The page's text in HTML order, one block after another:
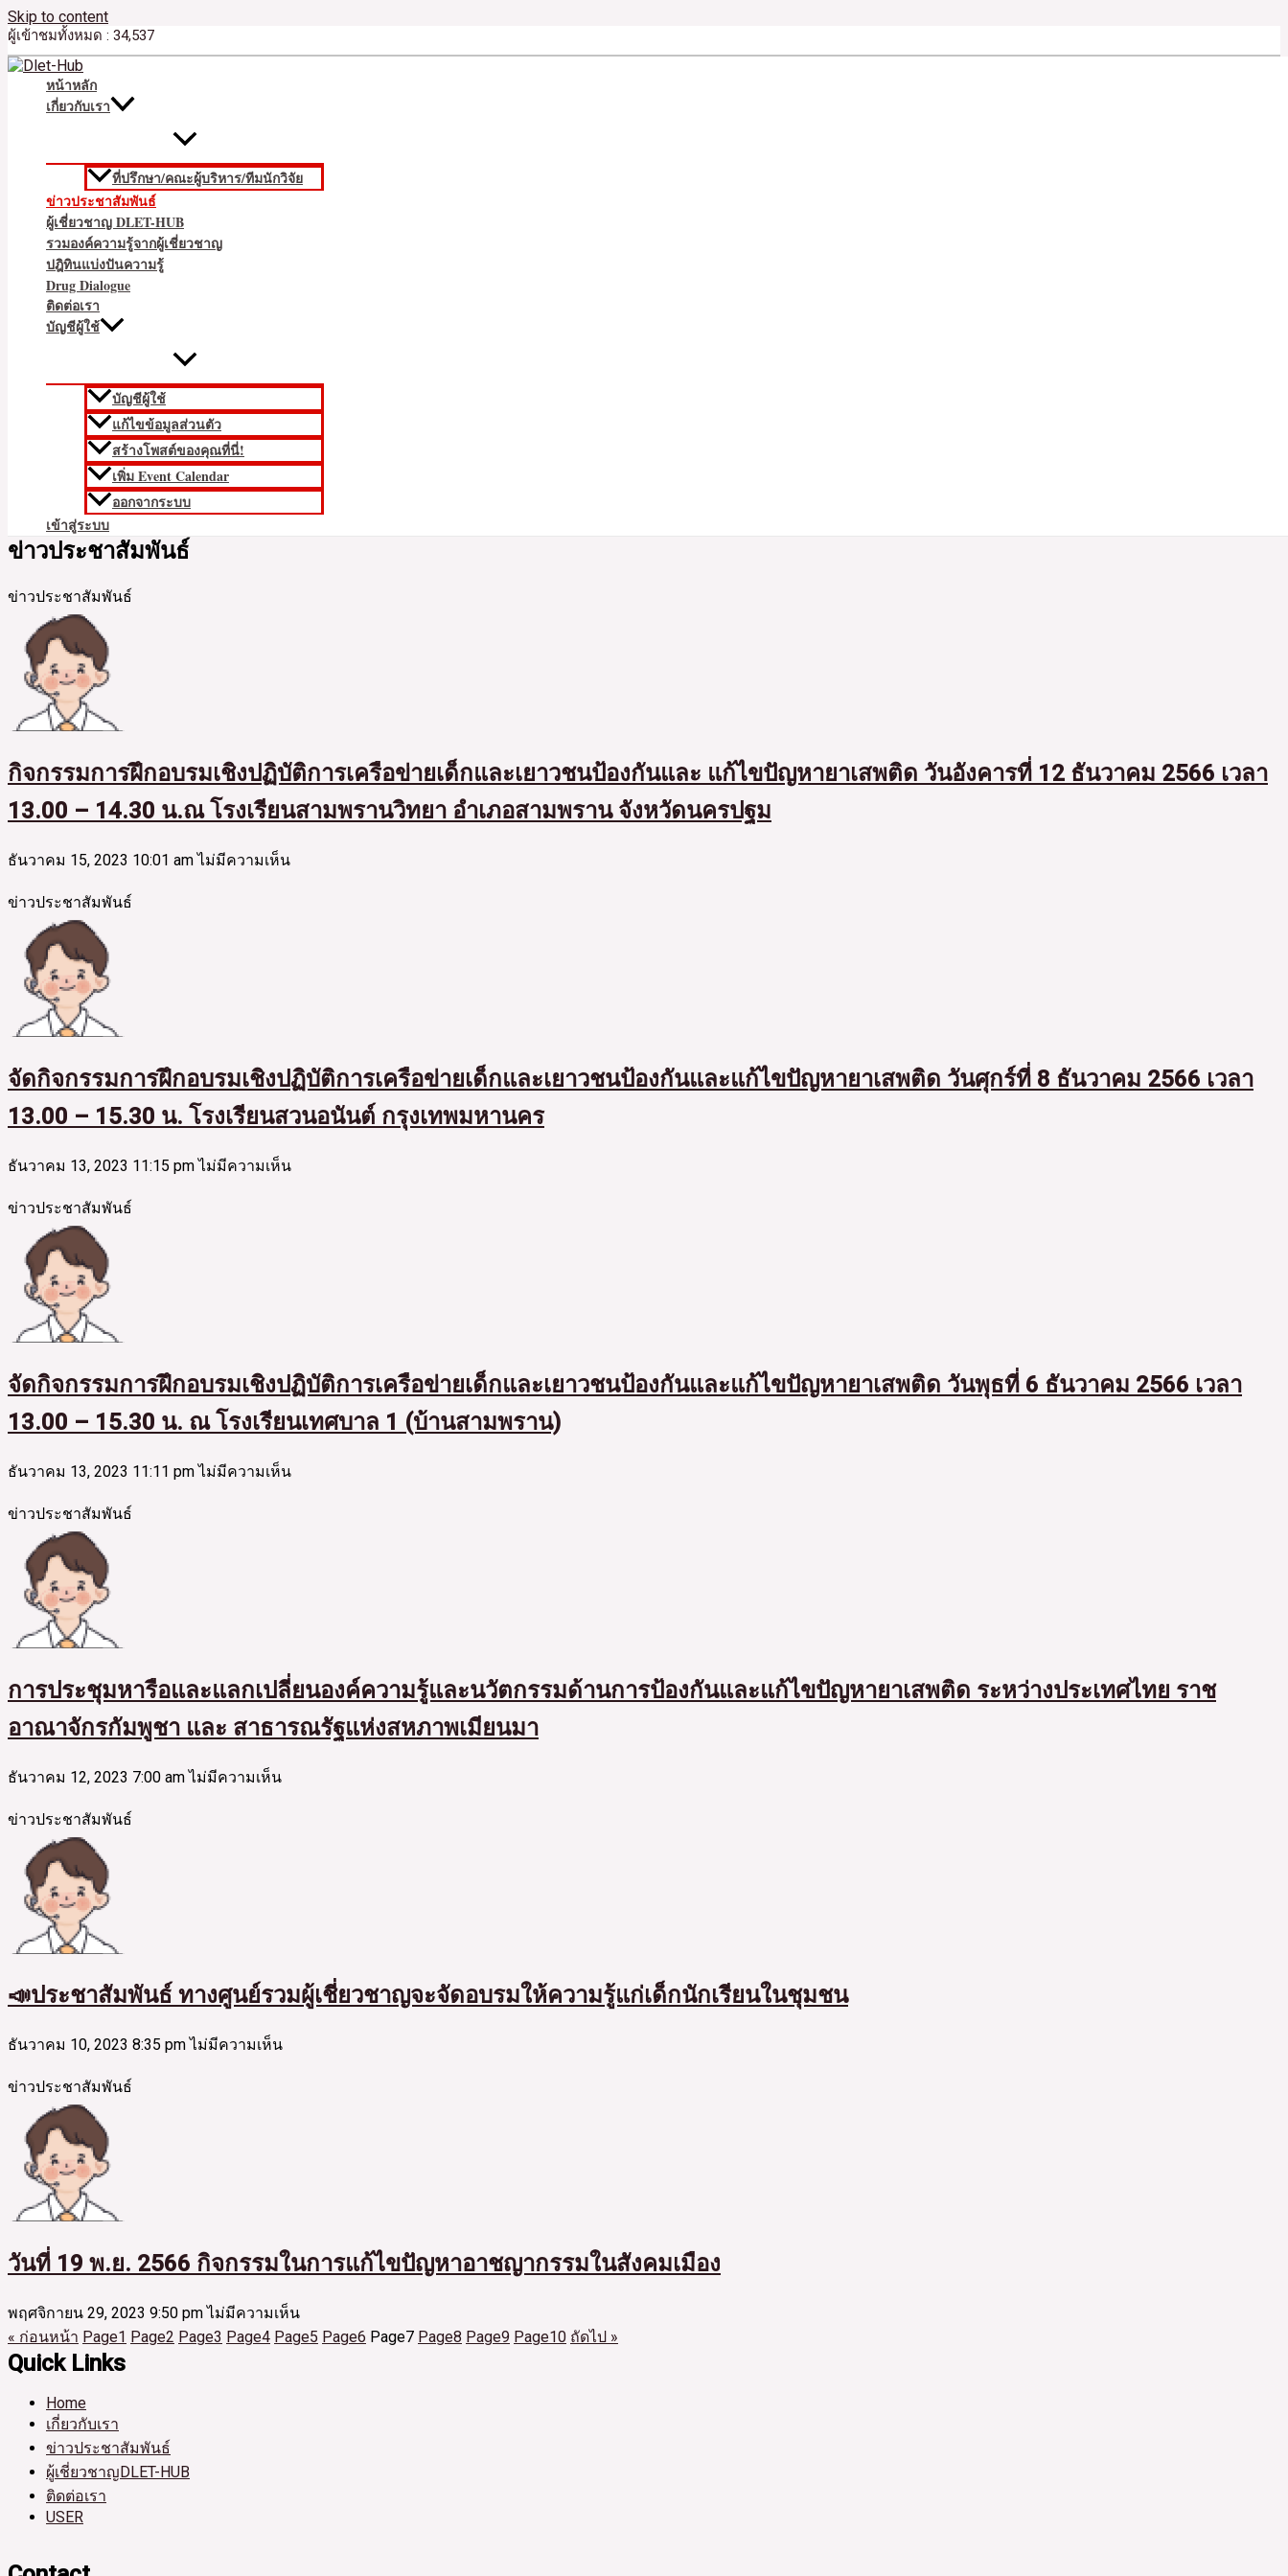
Skip to content
ผู้เข้าชมทั้งหมด : 34,537
หน้าหลัก
เกี่ยวกับเรา
ที่ปรึกษา/คณะผู้บริหาร/ทีมนักวิจัย
ข่าวประชาสัมพันธ์
ผู้เชี่ยวชาญ DLET-HUB
รวมองค์ความรู้จากผู้เชี่ยวชาญ
ปฎิทินแบ่งปันความรู้
Drug Dialogue
ติดต่อเรา
บัญชีผู้ใช้
บัญชีผู้ใช้
แก้ไขข้อมูลส่วนตัว
สร้างโพสต์ของคุณที่นี่!
เพิ่ม Event Calendar
ออกจากระบบ
เข้าสู่ระบบ
ข่าวประชาสัมพันธ์
ข่าวประชาสัมพันธ์
กิจกรรมการฝึกอบรมเชิงปฏิบัติการเครือข่ายเด็กและเยาวชนป้องกันและ แก้ไขปัญหายาเสพติด วันอังคารที่ 12 ธันวาคม 2566 เวลา
13.00 – 14.30 น.ณ โรงเรียนสามพรานวิทยา อำเภอสามพราน จังหวัดนครปฐม
ธันวาคม 15, 2023 10:01 amไม่มีความเห็น
ข่าวประชาสัมพันธ์
จัดกิจกรรมการฝึกอบรมเชิงปฏิบัติการเครือข่ายเด็กและเยาวชนป้องกันและแก้ไขปัญหายาเสพติด วันศุกร์ที่ 8 ธันวาคม 2566 เวลา
13.00 – 15.30 น. โรงเรียนสวนอนันต์ กรุงเทพมหานคร
ธันวาคม 13, 2023 11:15 pmไม่มีความเห็น
ข่าวประชาสัมพันธ์
จัดกิจกรรมการฝึกอบรมเชิงปฏิบัติการเครือข่ายเด็กและเยาวชนป้องกันและแก้ไขปัญหายาเสพติด วันพุธที่ 6 ธันวาคม 2566 เวลา
13.00 – 15.30 น. ณ โรงเรียนเทศบาล 1 (บ้านสามพราน)
ธันวาคม 13, 2023 11:11 pmไม่มีความเห็น
ข่าวประชาสัมพันธ์
การประชุมหารือและแลกเปลี่ยนองค์ความรู้และนวัตกรรมด้านการป้องกันและแก้ไขปัญหายาเสพติด ระหว่างประเทศไทย ราช
อาณาจักรกัมพูชา และ สาธารณรัฐแห่งสหภาพเมียนมา
ธันวาคม 12, 2023 7:00 amไม่มีความเห็น
ข่าวประชาสัมพันธ์
📣ประชาสัมพันธ์ ทางศูนย์รวมผู้เชี่ยวชาญจะจัดอบรมให้ความรู้แก่เด็กนักเรียนในชุมชน
ธันวาคม 10, 2023 8:35 pmไม่มีความเห็น
ข่าวประชาสัมพันธ์
วันที่ 19 พ.ย. 2566 กิจกรรมในการแก้ไขปัญหาอาชญากรรมในสังคมเมือง
พฤศจิกายน 29, 2023 9:50 pmไม่มีความเห็น
« ก่อนหน้า Page1 Page2 Page3 Page4 Page5 Page6 Page7 Page8 Page9 Page10 ถัดไป »
Quick Links
Home
เกี่ยวกับเรา
ข่าวประชาสัมพันธ์
ผู้เชี่ยวชาญDLET-HUB
ติดต่อเรา
USER